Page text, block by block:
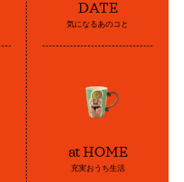
DATE
気になるあのコと
at HOME
充実おうち生活